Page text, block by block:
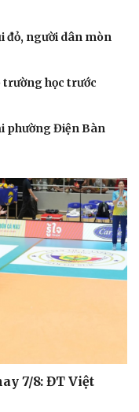
đỏ, người dân mòn
trường học trước
phường Điện Bàn
7/8: ĐT Việt